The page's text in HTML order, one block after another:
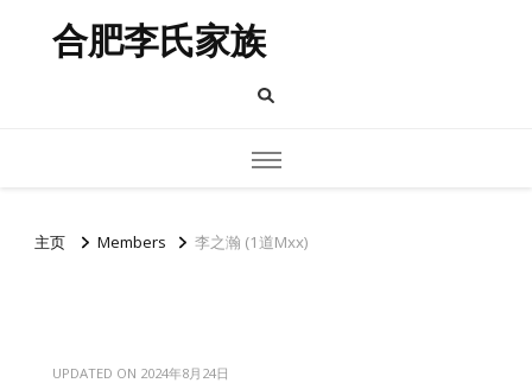
合肥李氏家族
主页 Members 李之瀚 (1道Mxx)
UPDATED ON 2024年8月24日